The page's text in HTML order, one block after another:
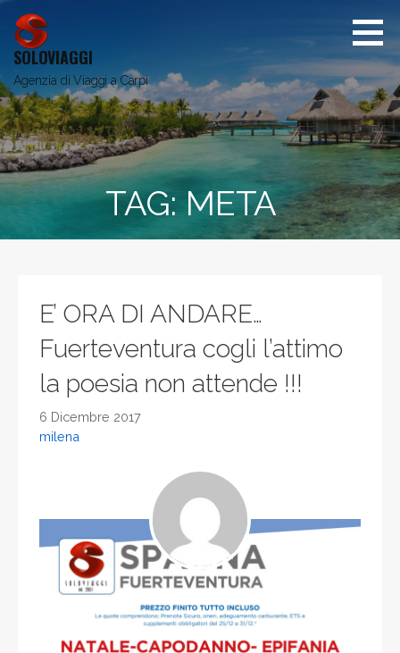
Passa
contenuto
SOLOVIAGGI
Agenzia di Viaggi a Carpi
TAG:META
E’ ORA DI ANDARE…
Fuerteventura cogli l’attimo
la poesia non attende !!!
6 Dicembre 2017
milena